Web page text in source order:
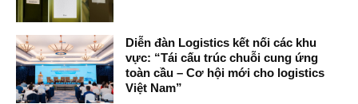
Diễn đàn Logistics kết nối các khu
vực: “Tái cấu trúc chuỗi cung ứng
toàn cầu – Cơ hội mới cho logistics
Việt Nam”